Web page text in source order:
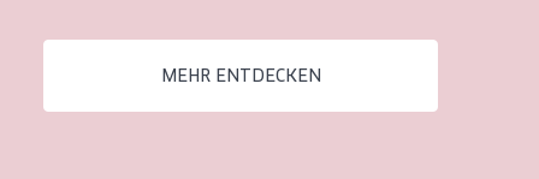
MEHR ENTDECKEN